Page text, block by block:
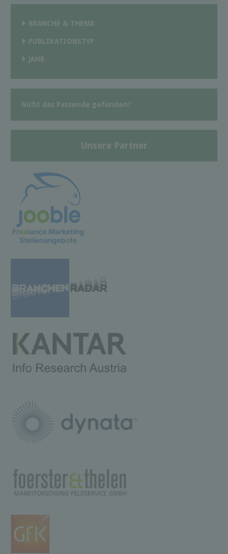
BRANCHE & THEMA
PUBLIKATIONSTYP
JAHR
Nicht das Passende gefunden?
Unsere Partner